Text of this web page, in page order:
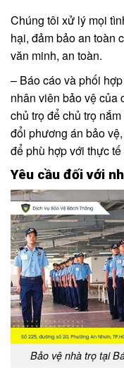
Chúng tôi xử lý mọi
hại, đảm bảo an toàn
văn minh, an toàn.
– Báo cáo và phối
nhân viên bảo vệ của
chủ trọ để chủ trọ
đổi phương án bảo
để phù hợp với thực
Yêu cầu đối với
Bảo vệ nhà trọ tại